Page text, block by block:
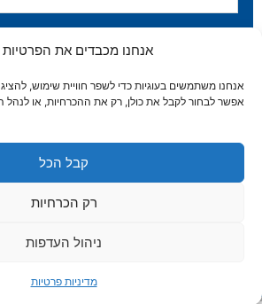
אנחנו מכבדים את
אנחנו משתמשים בעוגיות כדי לשפר חוויית שימוש, להציג
אפשר לבחור לקבל את כולן, רק את ההכרחיות, או לנהל
קבל הכל
רק הכרחיות
ניהול העדפות
מדיניות פרטיות
שלח
© כל הזכויות שמורות לורדי רונן –